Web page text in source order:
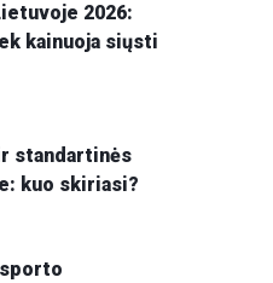
2026:
kainuoja siųsti
standartinės
kuo skiriasi?